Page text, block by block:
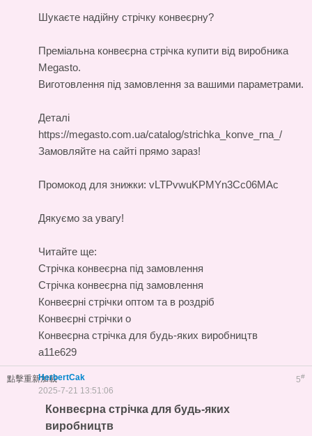
Шукаєте надійну стрічку конвеєрну?
Преміальна конвеєрна стрічка купити від виробника
Megasto.
Виготовлення під замовлення за вашими параметрами.
Деталі
https://megasto.com.ua/catalog/strichka_konve_rna_/
Замовляйте на сайті прямо зараз!
Промокод для знижки: vLTPvwuKPMYn3Cc06MAc
Дякуємо за увагу!
Читайте ще:
Стрічка конвеєрна під замовлення
Стрічка конвеєрна під замовлення
Конвеєрні стрічки оптом та в роздріб
Конвеєрні стрічки о
Конвеєрна стрічка для будь-яких виробництв
a11e629
點擊重新加載 5#
HerbertCak
2025-7-21 13:51:06
Конвеєрна стрічка для будь-яких
виробництв